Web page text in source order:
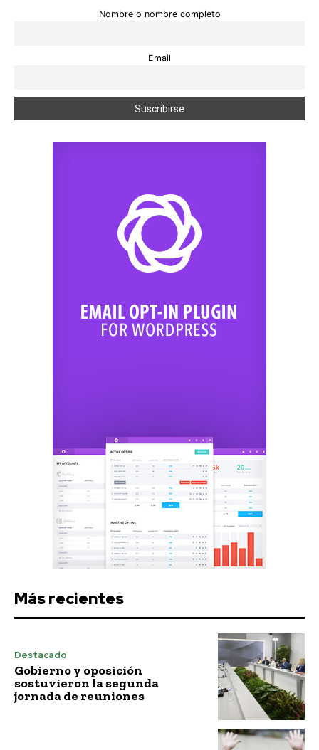
Nombre o nombre completo
Email
Más recientes
Destacado
Gobierno y oposición
sostuvieron la segunda
jornada de reuniones